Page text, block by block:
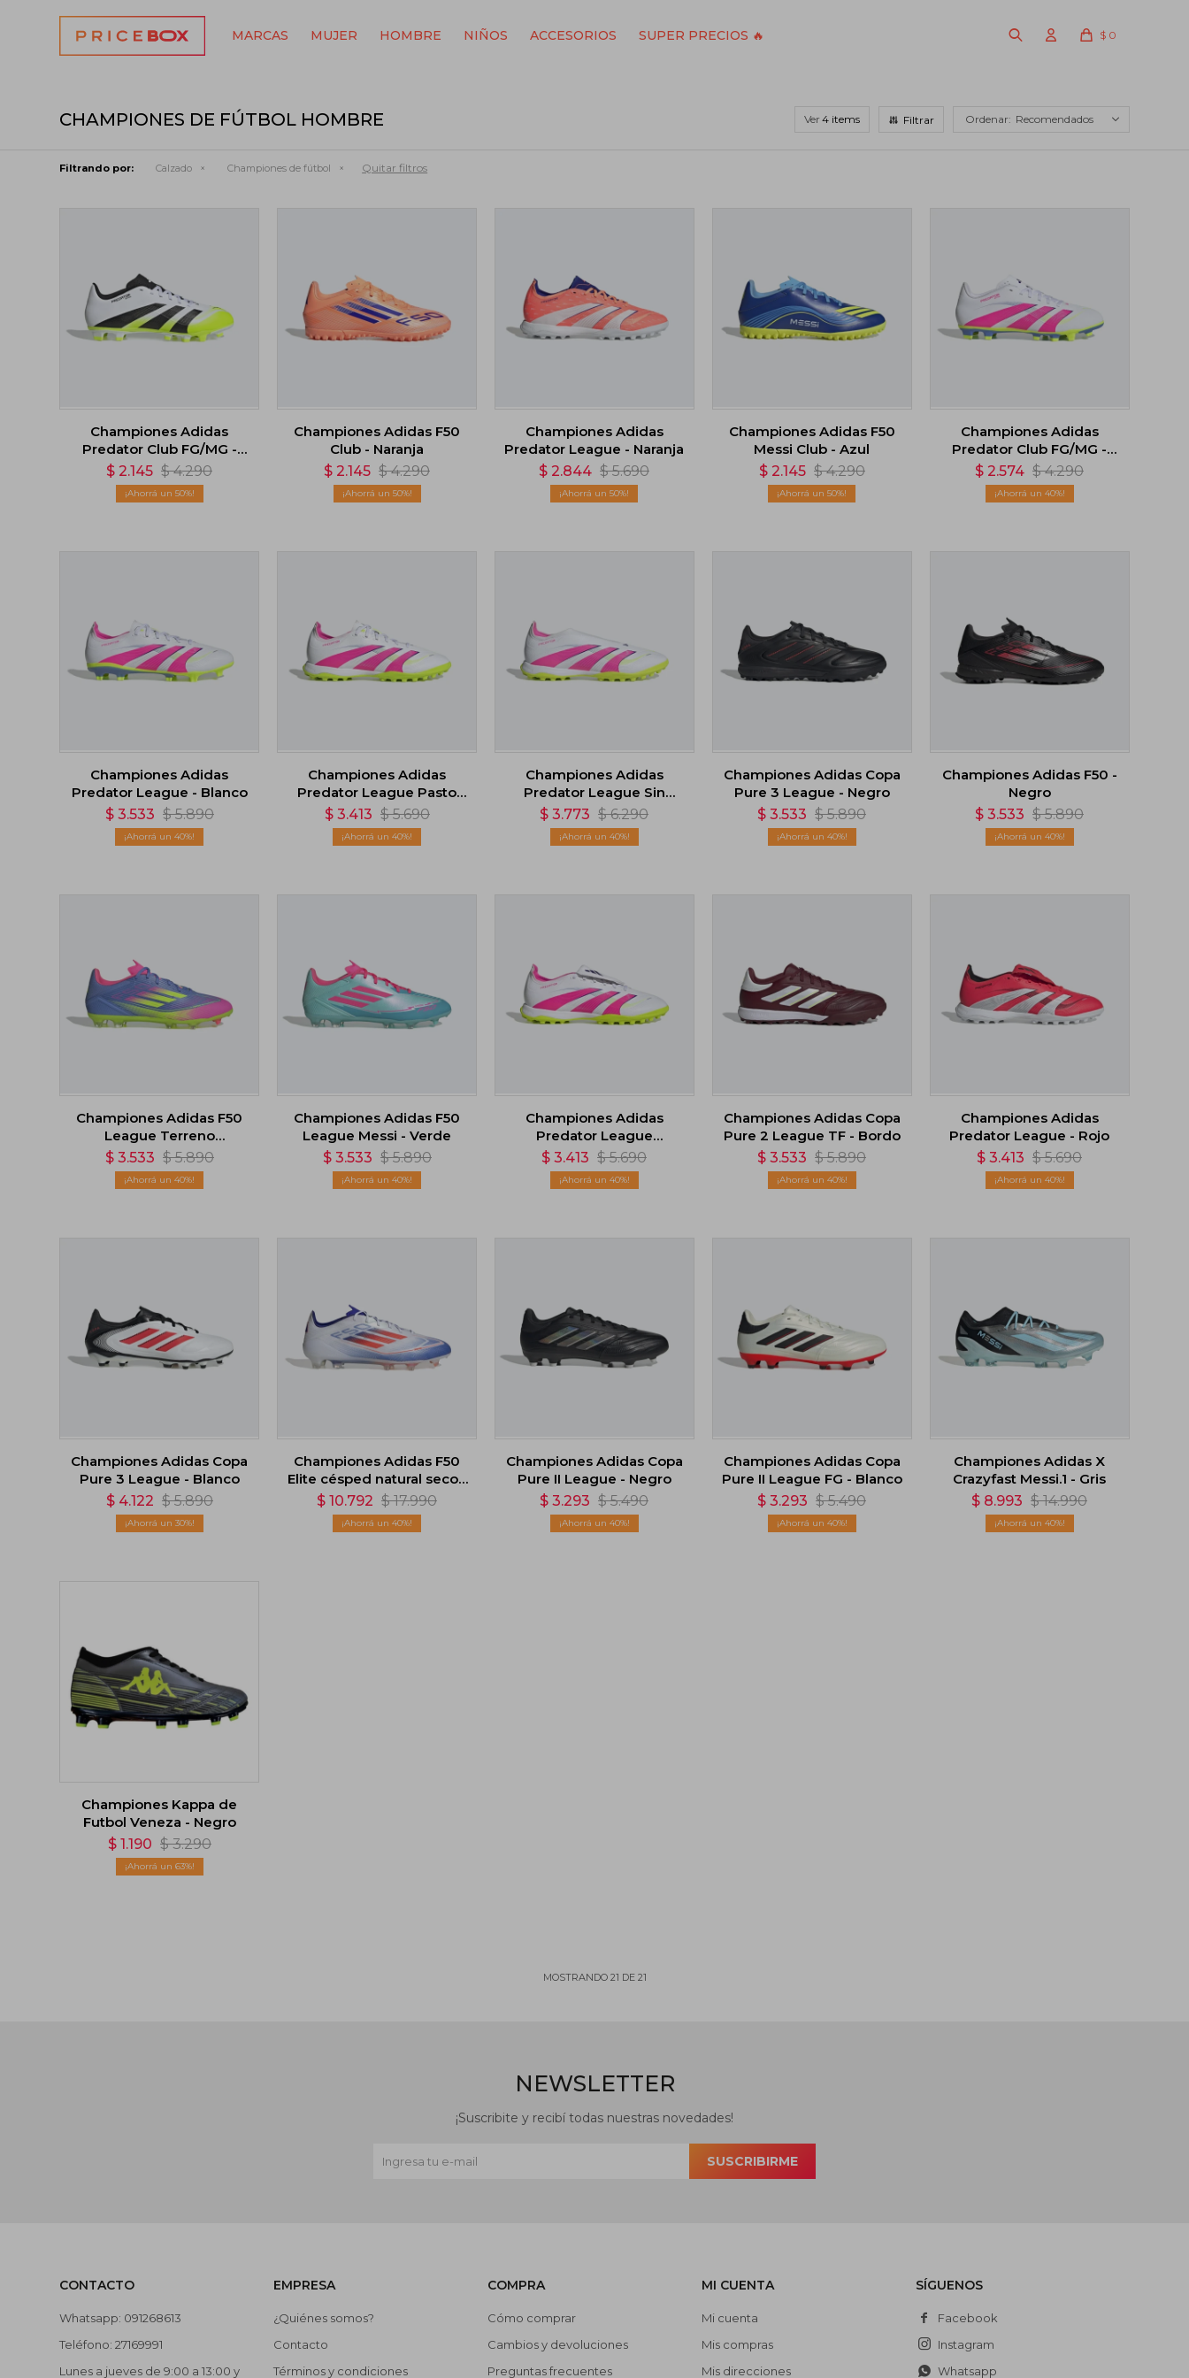
MARCAS MUJER HOMBRE NIÑOS ACCESORIOS SUPER PRECIOS 🔥 $ 0
CHAMPIONES DE FÚTBOL HOMBRE Ver Recomendados
Filtrando por: Calzado Championes de fútbol Quitar filtros
Championes Adidas
Predator Club FG/MG -
Blanco
$ 2.145 $ 4.290
50
Championes Adidas F50
Club - Naranja
$ 2.145 $ 4.290
50
Championes Adidas
Predator League - Naranja
$ 2.844 $ 5.690
50
Championes Adidas F50
Messi Club - Azul
$ 2.145 $ 4.290
50
Championes Adidas
Predator Club FG/MG -
Blanco
$ 2.574 $ 4.290
40
Championes Adidas
Predator League - Blanco
$ 3.533 $ 5.890
40
Championes Adidas
Predator League Pasto
Sintético - Blanco
$ 3.413 $ 5.690
40
Championes Adidas
Predator League Sin
Cordones - Blanco
$ 3.773 $ 6.290
40
Championes Adidas Copa
Pure 3 League - Negro
$ 3.533 $ 5.890
40
Championes Adidas F50 -
Negro
$ 3.533 $ 5.890
40
Championes Adidas F50
League Terreno
Firme/Multiterreno -
Multicolor
$ 3.533 $ 5.890
40
Championes Adidas F50
League Messi - Verde
$ 3.533 $ 5.890
40
Championes Adidas
Predator League
Lengüeta Plegable -
Blanco
$ 3.413 $ 5.690
40
Championes Adidas Copa
Pure 2 League TF - Bordo
$ 3.533 $ 5.890
40
Championes Adidas
Predator League - Rojo
$ 3.413 $ 5.690
40
Championes Adidas Copa
Pure 3 League - Blanco
$ 4.122 $ 5.890
30
Championes Adidas F50
Elite césped natural seco -
Blanco
$ 10.792 $ 17.990
40
Championes Adidas Copa
Pure II League - Negro
$ 3.293 $ 5.490
40
Championes Adidas Copa
Pure II League FG - Blanco
$ 3.293 $ 5.490
40
Championes Adidas X
Crazyfast Messi.1 - Gris
$ 8.993 $ 14.990
40
Championes Kappa de
Futbol Veneza - Negro
$ 1.190 $ 3.290
63
MOSTRANDO 21 DE 21
CONTACTO
Whatsapp: 091268613
Teléfono: 27169991
Lunes a jueves de 9:00 a 13:00 y
EMPRESA
¿Quiénes somos?
Contacto
Términos y condiciones
COMPRA
Cómo comprar
Cambios y devoluciones
Preguntas frecuentes
MI CUENTA
Mi cuenta
Mis compras
Mis direcciones
SÍGUENOS
Facebook
Instagram
Whatsapp
NEWSLETTER
¡Suscribite y recibí todas nuestras novedades!
SUSCRIBIRME